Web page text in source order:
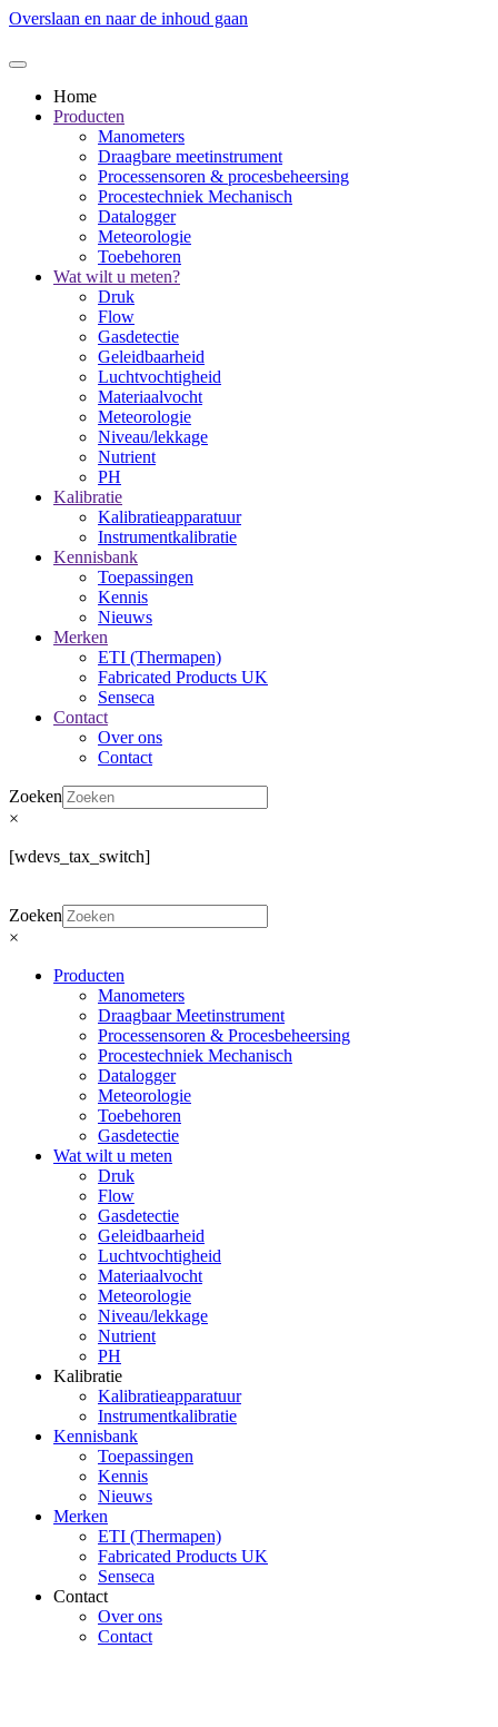
Overslaan en naar de inhoud gaan
Home
Producten
Manometers
Draagbare meetinstrument
Processensoren & procesbeheersing
Procestechniek Mechanisch
Datalogger
Meteorologie
Toebehoren
Wat wilt u meten?
Druk
Flow
Gasdetectie
Geleidbaarheid
Luchtvochtigheid
Materiaalvocht
Meteorologie
Niveau/lekkage
Nutrient
PH
Kalibratie
Kalibratieapparatuur
Instrumentkalibratie
Kennisbank
Toepassingen
Kennis
Nieuws
Merken
ETI (Thermapen)
Fabricated Products UK
Senseca
Contact
Over ons
Contact
Zoeken
×
[wdevs_tax_switch]
Zoeken
×
Producten
Manometers
Draagbaar Meetinstrument
Processensoren & Procesbeheersing
Procestechniek Mechanisch
Datalogger
Meteorologie
Toebehoren
Gasdetectie
Wat wilt u meten
Druk
Flow
Gasdetectie
Geleidbaarheid
Luchtvochtigheid
Materiaalvocht
Meteorologie
Niveau/lekkage
Nutrient
PH
Kalibratie
Kalibratieapparatuur
Instrumentkalibratie
Kennisbank
Toepassingen
Kennis
Nieuws
Merken
ETI (Thermapen)
Fabricated Products UK
Senseca
Contact
Over ons
Contact